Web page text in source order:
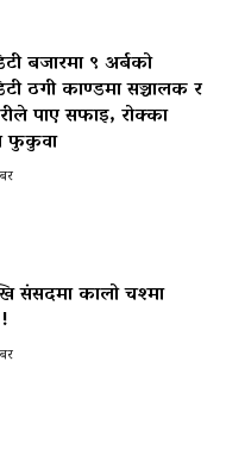
बजारमा ९ अर्बको
ठगी काण्डमा सञ्चालक र
पाए सफाइ, रोक्का
फुकुवा
संसदमा कालो चश्मा